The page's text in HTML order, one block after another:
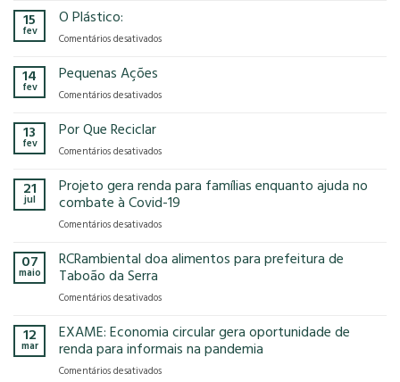
tem
e
2025!
Estufa
15
fev
O Plástico:
Comentários desativadosem
14
fev
Pequenas Ações
Comentários desativadosem
13
fev
Por Que Reciclar
Comentários desativadosem
Que
Reciclar
21
jul
Projeto gera renda para famílias enquanto ajuda no
combate à Covid-19
Comentários desativadosem
gera
famílias
ajuda
no
à
07
maio
RCRambiental doa alimentos para prefeitura de
Taboão da Serra
Comentários desativadosem
doa
alimentos
para
prefeitura
12
mar
EXAME: Economia circular gera oportunidade de
renda para informais na pandemia
Comentários desativadosem